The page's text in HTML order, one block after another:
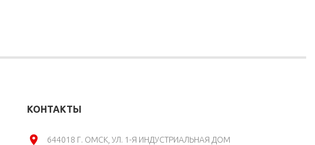
КОНТАКТЫ
644018 Г. ОМСК, УЛ. 1-Я ИНДУСТРИАЛЬНАЯ ДОМ